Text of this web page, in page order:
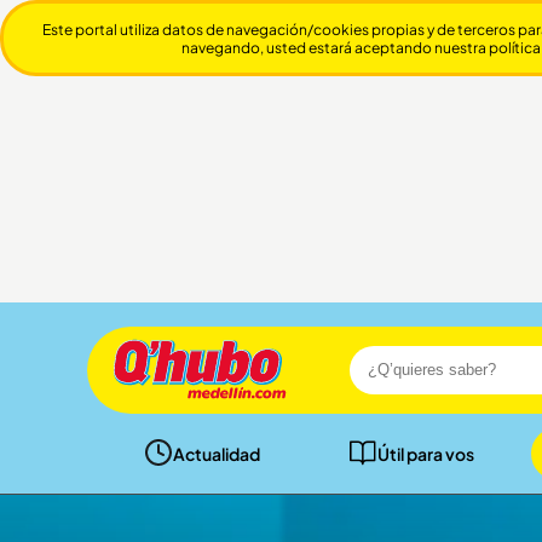
Actualidad Útil para vos
Este portal utiliza datos de navegación/cookies propias y de terceros
navegando, usted estará aceptando nuestra